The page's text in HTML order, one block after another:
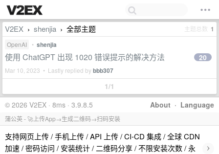
V2EX › shenjia › 全部主题 主题总数 1
OpenAI • shenjia
使用 ChatGPT 出现 1020 错误提示的解决方法
Mar 10, 2023 • Lastly replied bybbb307
20
1/1
About · Language
© 2026 V2EX · 8ms · 3.9.8.5
蒲公英 - 🚀上传App→生成二维码→扫码安装
支持网页上传 / 手机上传 / API 上传 / CI-CD 集成 / 全球 CDN
加速 / 密码访问 / 安装统计 / 二维码分享 / 不限安装次数 / 永
›